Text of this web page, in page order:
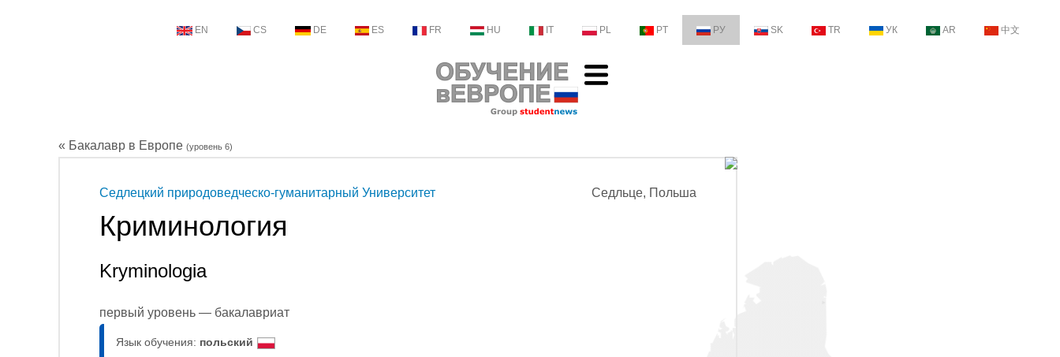
EN CS DE ES FR HU IT PL PT РУ SK TR УК AR 中文
« Бакалавр в Европе (уровень 6)
Седльце, Польша
Седлецкий природоведческо-гуманитарный Университет
Криминология
Kryminologia
первый уровень — бакалавриат
Язык обучения: польский